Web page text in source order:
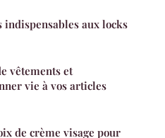
aux locks
vêtements et
vie à vos articles
de crème visage pour